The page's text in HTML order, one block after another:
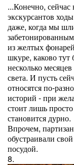
...Конечно, сейчас
экскурсантов
даже, когда мы
из желтых
шкуре, каково тут
несколько
света. И пусть
относятся по-
историй - при
стоит лишь
становится дурно.
Впрочем,
обустраивали
посудой.
8.